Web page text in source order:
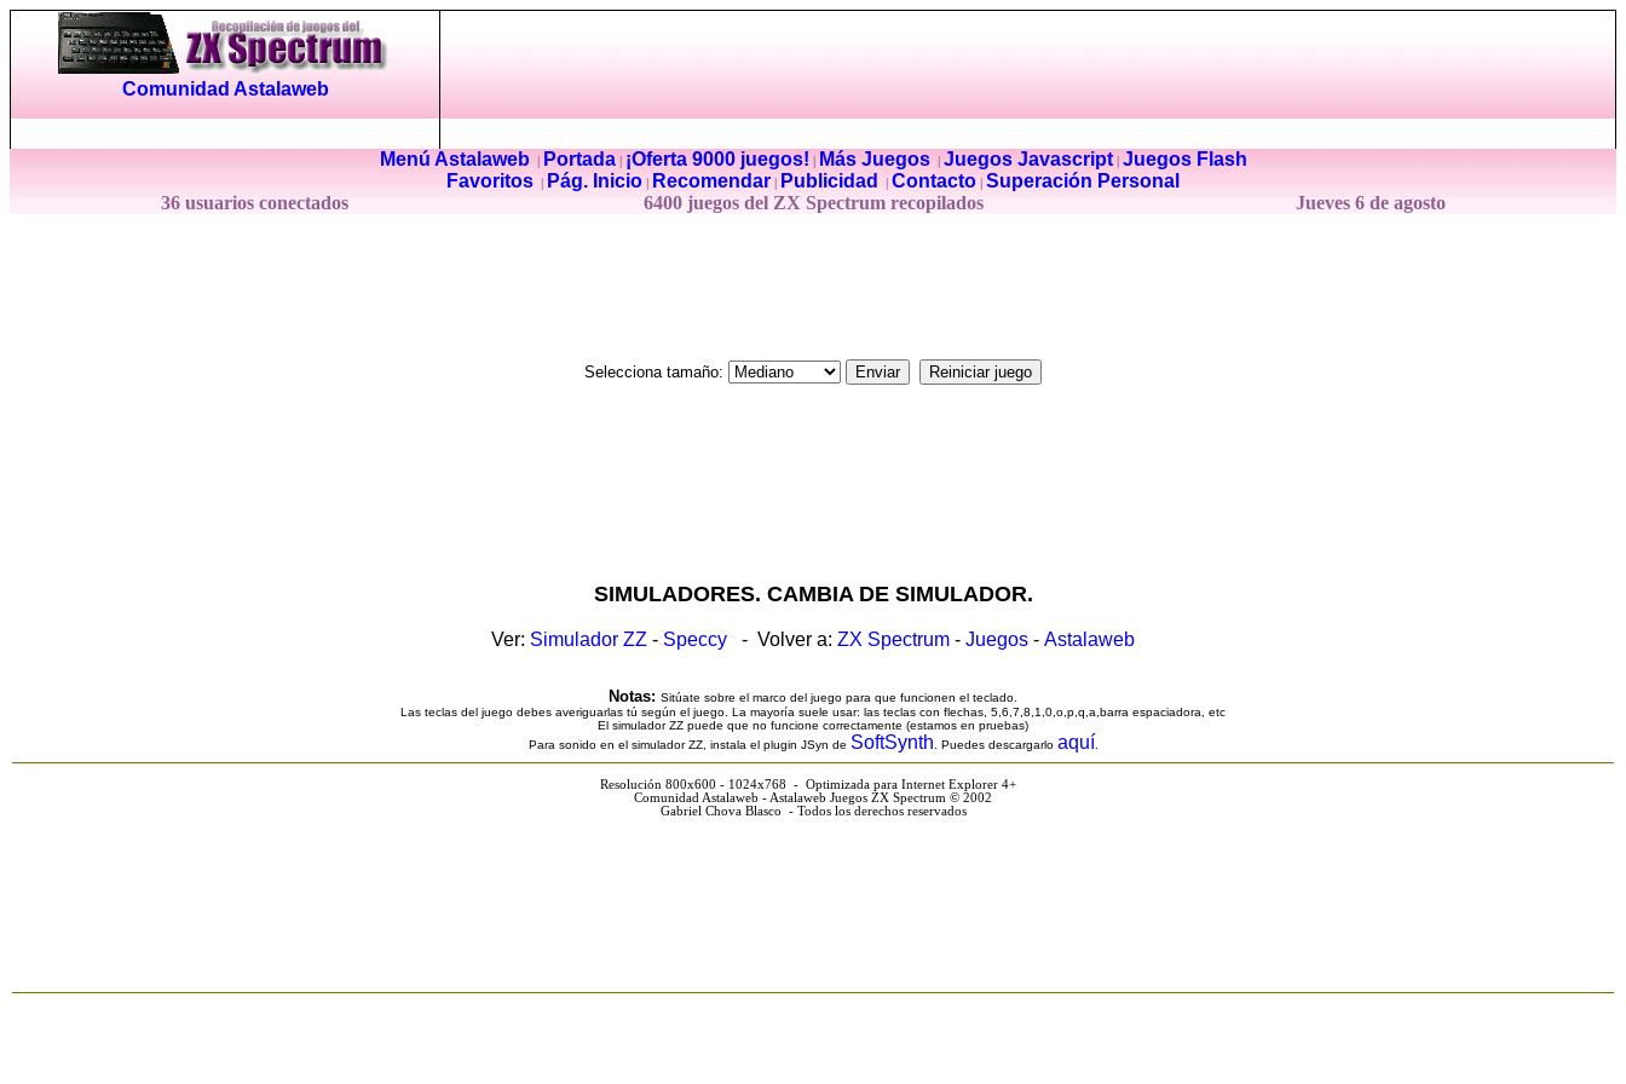
Comunidad Astalaweb
Menú Astalaweb| Portada| ¡Oferta 9000 juegos! Más Juegos| Juegos Javascript| Juegos Flash
Favoritos
Pág. Inicio Recomendar Publicidad Contacto Superación Personal
36 usuarios conectados
6400 juegos del ZX Spectrum recopilados Jueves 6 de agosto
Selecciona tamaño:
SIMULADORES. CAMBIA DE SIMULADOR.
Ver: Simulador ZZ - Speccy - Volver a: ZX Spectrum - Juegos - Astalaweb
Notas: Sitúate sobre el marco del juego para que funcionen el teclado.
Las teclas del juego debes averiguarlas tú según el juego. La mayoría suele usar: las teclas con flechas, 5,6,7,8,1,0,o,p,q,a,barra espaciadora, etc
El simulador ZZ puede que no funcione correctamente (estamos en pruebas)
Para sonido en el simulador ZZ, instala el plugin JSyn de SoftSynth . Puedes descargarlo aquí
Resolución 800x600 - 1024x768 - Optimizada para Internet Explorer 4+
Comunidad Astalaweb - Astalaweb Juegos ZX Spectrum © 2002
Gabriel Chova Blasco - Todos los derechos reservados